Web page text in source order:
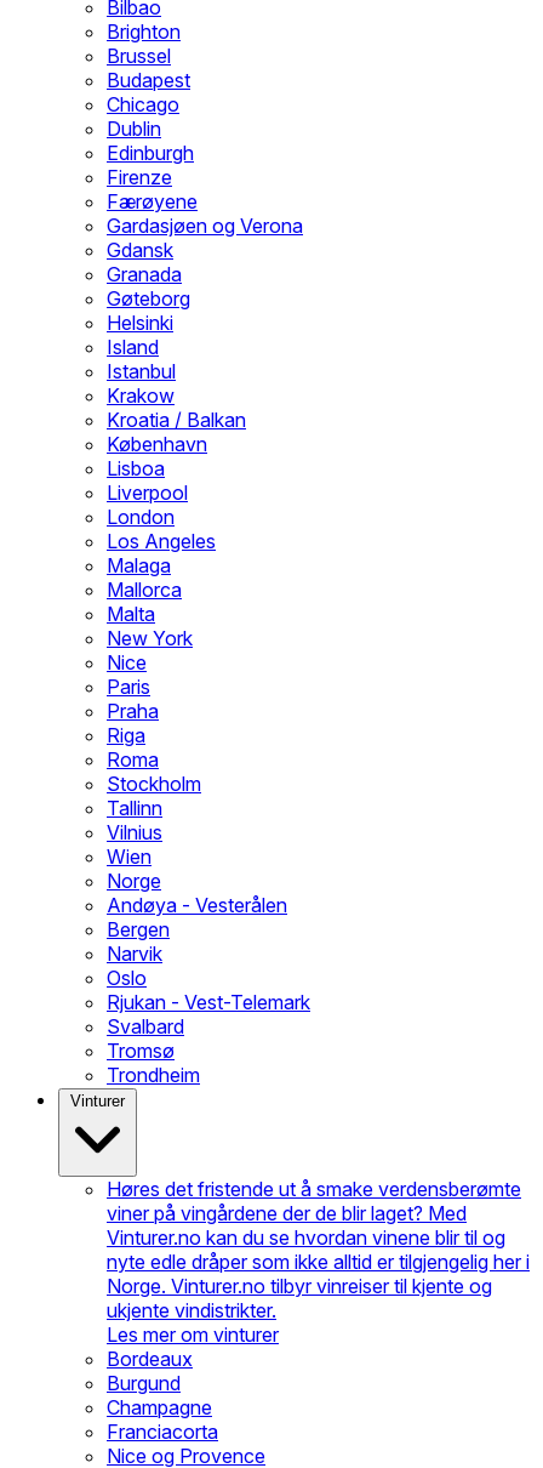
Bilbao
Brighton
Brussel
Budapest
Chicago
Dublin
Edinburgh
Firenze
Færøyene
Gardasjøen og Verona
Gdansk
Granada
Gøteborg
Helsinki
Island
Istanbul
Krakow
Kroatia / Balkan
København
Lisboa
Liverpool
London
Los Angeles
Malaga
Mallorca
Malta
New York
Nice
Paris
Praha
Riga
Roma
Stockholm
Tallinn
Vilnius
Wien
Norge
Andøya - Vesterålen
Bergen
Narvik
Oslo
Rjukan - Vest-Telemark
Svalbard
Tromsø
Trondheim
Vinturer
Høres det fristende ut å smake verdensberømte
viner på vingårdene der de blir laget? Med
Vinturer.no kan du se hvordan vinene blir til og
nyte edle dråper som ikke alltid er tilgjengelig her i
Norge. Vinturer.no tilbyr vinreiser til kjente og
ukjente vindistrikter.
Les mer om vinturer
Bordeaux
Burgund
Champagne
Franciacorta
Nice og Provence